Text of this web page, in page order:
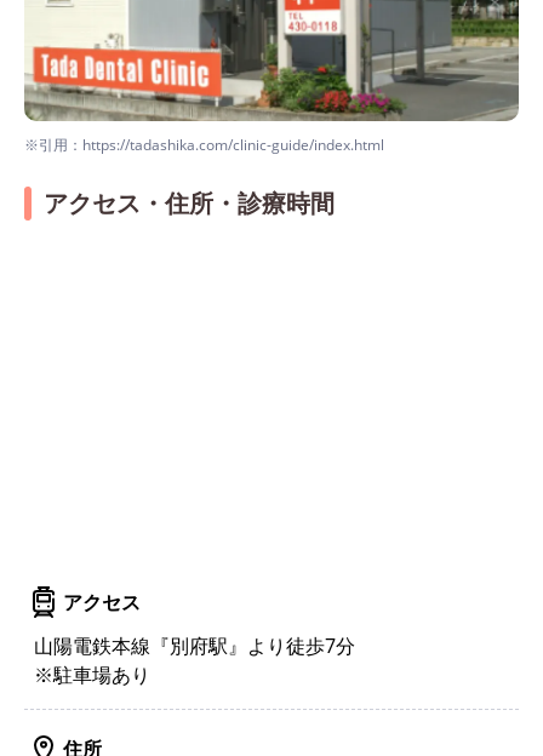
※引用：https://tadashika.com/clinic-guide/index.html
アクセス・住所・診療時間
アクセス
山陽電鉄本線『別府駅』より徒歩7分
※駐車場あり
住所